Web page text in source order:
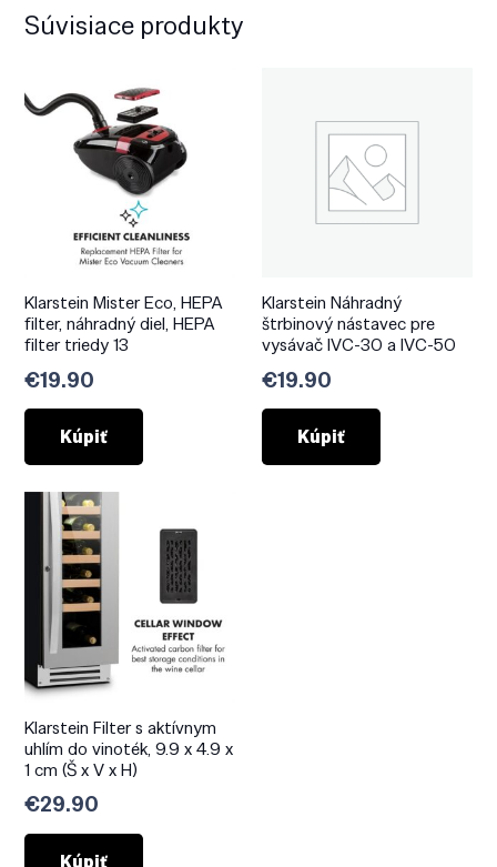
Súvisiace produkty
Klarstein Mister Eco, HEPA
filter, náhradný diel, HEPA
filter triedy 13
€19.90
Kúpiť
Klarstein Náhradný
štrbinový nástavec pre
vysávač IVC-30 a IVC-50
€19.90
Kúpiť
Klarstein Filter s aktívnym
uhlím do vinoték, 9.9 x 4.9 x
1 cm (Š x V x H)
€29.90
Kúpiť